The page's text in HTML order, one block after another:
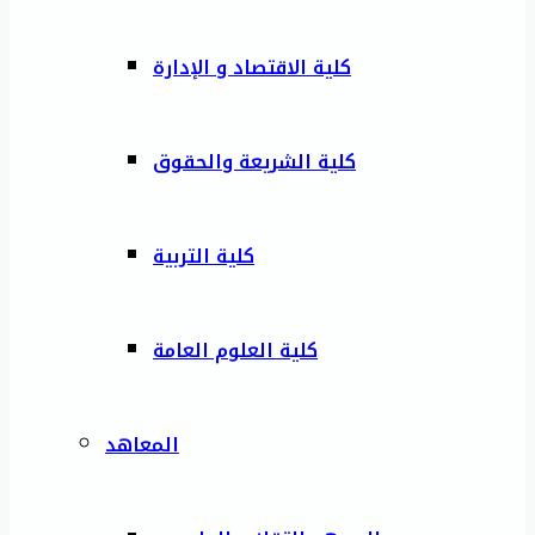
كلية الاقتصاد و الإدارة
كلية الشريعة والحقوق
كلية التربية
كلية العلوم العامة
المعاهد